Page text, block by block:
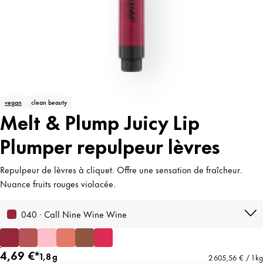
vegan clean beauty
Melt & Plump Juicy Lip
Plumper repulpeur lèvres
Repulpeur de lèvres à cliquet. Offre une sensation de fraîcheur.
Nuance fruits rouges violacée.
040 · Call Nine Wine Wine
4,69 €*1,8 g 2 605,56 € / 1 kg